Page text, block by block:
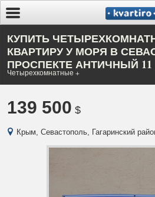
КУПИТЬ
КВАРТИРУ У МОРЯ В
ПРОСПЕКТЕ АНТИЧНЫЙ 11
Четырехкомнатные +
139 500 $
Крым, Севастополь, Гагаринский